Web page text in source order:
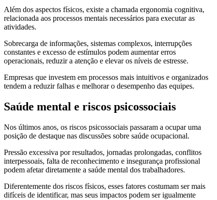
Além dos aspectos físicos, existe a chamada ergonomia cognitiva,
relacionada aos processos mentais necessários para executar as
atividades.
Sobrecarga de informações, sistemas complexos, interrupções
constantes e excesso de estímulos podem aumentar erros
operacionais, reduzir a atenção e elevar os níveis de estresse.
Empresas que investem em processos mais intuitivos e organizados
tendem a reduzir falhas e melhorar o desempenho das equipes.
Saúde mental e riscos psicossociais
Nos últimos anos, os riscos psicossociais passaram a ocupar uma
posição de destaque nas discussões sobre saúde ocupacional.
Pressão excessiva por resultados, jornadas prolongadas, conflitos
interpessoais, falta de reconhecimento e insegurança profissional
podem afetar diretamente a saúde mental dos trabalhadores.
Diferentemente dos riscos físicos, esses fatores costumam ser mais
difíceis de identificar, mas seus impactos podem ser igualmente